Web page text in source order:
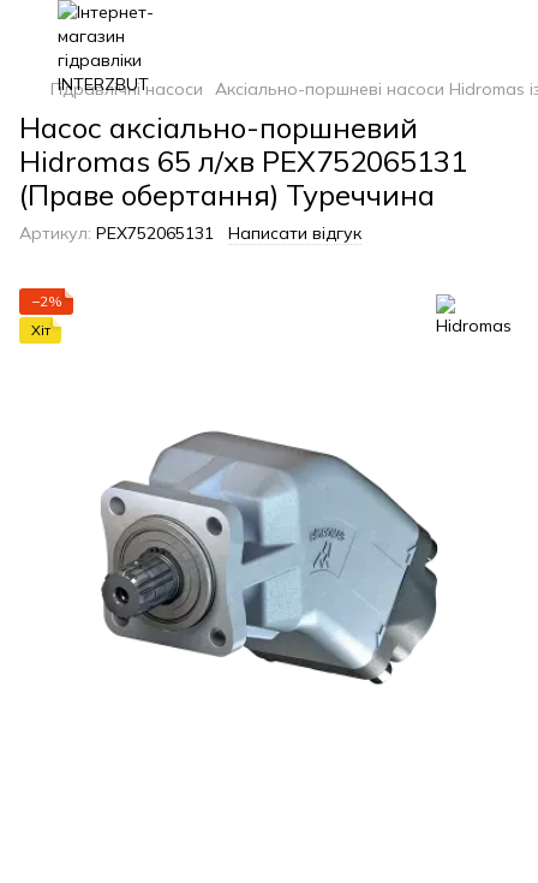
Гідравлічні насоси Аксіально-поршневі насоси Hidromas
Насос аксіально-поршневий
Hidromas 65 л/хв PEX752065131
(Праве обертання) Туреччина
Артикул: PEX752065131 Написати відгук
−2%
Хіт